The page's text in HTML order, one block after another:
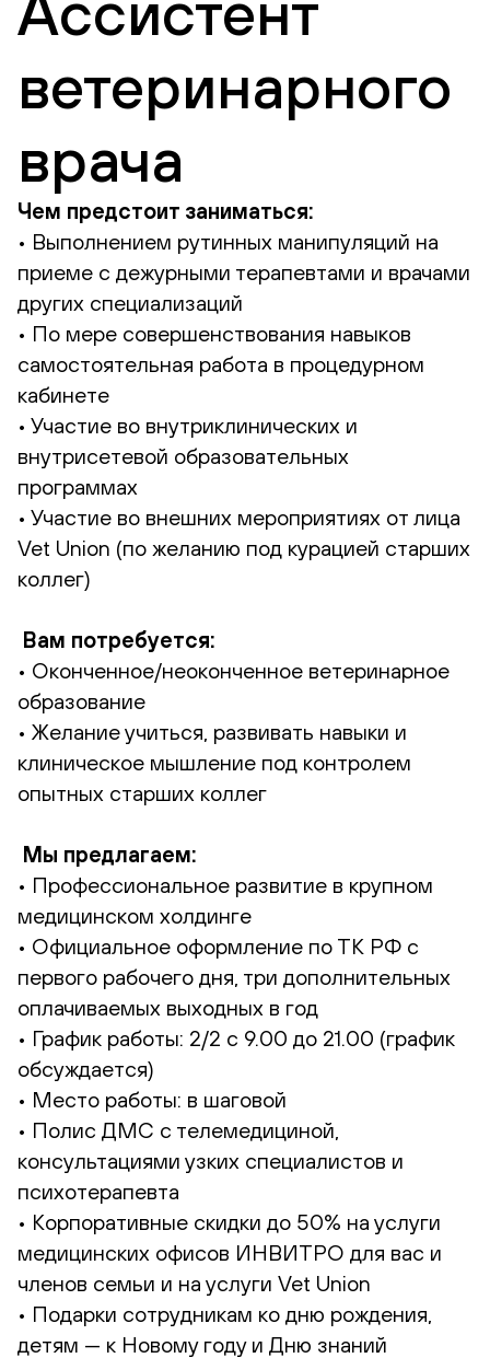
ветеринарного
врача
Чем предстоит заниматься:
• Выполнением рутинных манипуляций на
приеме с дежурными терапевтами и врачами
других специализаций
• По мере совершенствования навыков
самостоятельная работа в процедурном
кабинете
• Участие во внутриклинических и
внутрисетевой образовательных
программах
• ⁠Участие во внешних мероприятиях от лица
Vet Union (по желанию под курацией старших
коллег)
Вам потребуется:
• Оконченное/неоконченное ветеринарное
образование
• Желание учиться, развивать навыки и
клиническое мышление под контролем
опытных старших коллег
Мы предлагаем:
• Профессиональное развитие в крупном
медицинском холдинге
• Официальное оформление по ТК РФ с
первого рабочего дня, три дополнительных
оплачиваемых выходных в год
• График работы: 2/2 с 9.00 до 21.00 (график
обсуждается)
• Место работы: в шаговой
• Полис ДМС с телемедициной,
консультациями узких специалистов и
психотерапевта
• Корпоративные скидки до 50% на услуги
медицинских офисов ИНВИТРО для вас и
членов семьи и на услуги Vet Union
• Подарки сотрудникам ко дню рождения,
детям — к Новому году и Дню знаний